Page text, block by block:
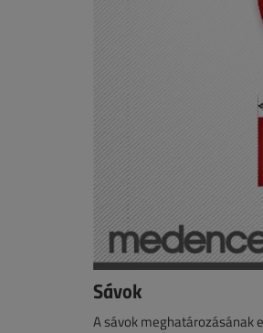
Sávok
A sávok meghatározásának